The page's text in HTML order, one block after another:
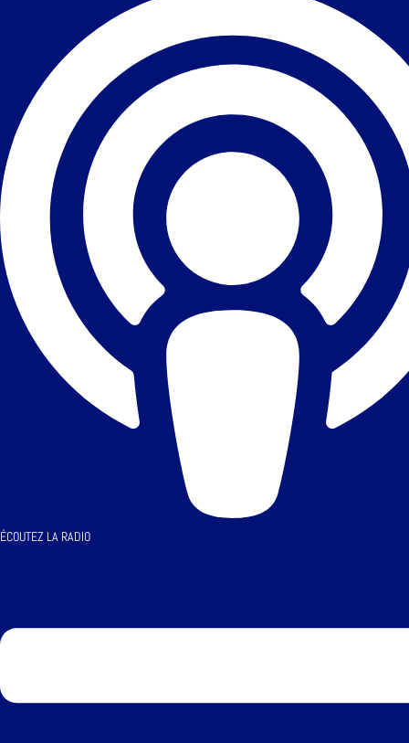
ÉCOUTEZ LA RADIO